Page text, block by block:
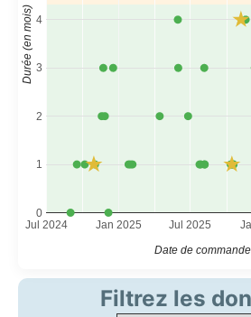
Jan 2025
Jul 2024 Jul 2025
0
1
2
3
4
Date de commande
Durée (en mois)
Filtrez les